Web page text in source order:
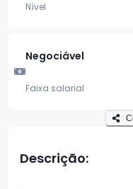
Nível
Negociável
Faixa salarial
Descrição: